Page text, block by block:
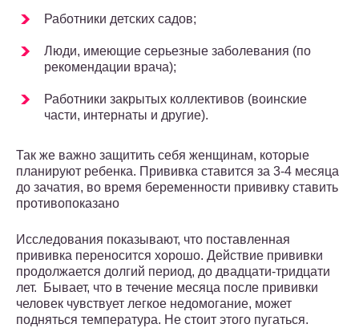
Работники детских садов;
Люди, имеющие серьезные заболевания (по
рекомендации врача);
Работники закрытых коллективов (воинские
части, интернаты и другие).
Так же важно защитить себя женщинам, которые
планируют ребенка. Прививка ставится за 3-4 месяца
до зачатия, во время беременности прививку ставить
противопоказано
Исследования показывают, что поставленная
прививка переносится хорошо. Действие прививки
продолжается долгий период, до двадцати-тридцати
лет. Бывает, что в течение месяца после прививки
человек чувствует легкое недомогание, может
подняться температура. Не стоит этого пугаться.